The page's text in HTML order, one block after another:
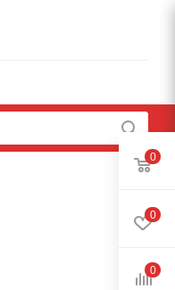
0
0
0